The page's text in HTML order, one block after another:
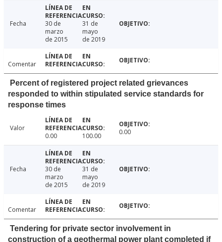
Fecha
30 de
marzo
de 2015
31 de
mayo
de 2019
Comentar
Percent of registered project related grievances
responded to within stipulated service standards for
response times
Valor
0.00
100.00 0.00
Fecha
30 de
marzo
de 2015
31 de
mayo
de 2019
Comentar
Tendering for private sector involvement in
construction of a geothermal power plant completed if